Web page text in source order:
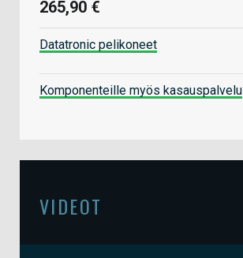
265,90 €
Datatronic pelikoneet
Komponenteille myös kasauspalvelu
VIDEOT